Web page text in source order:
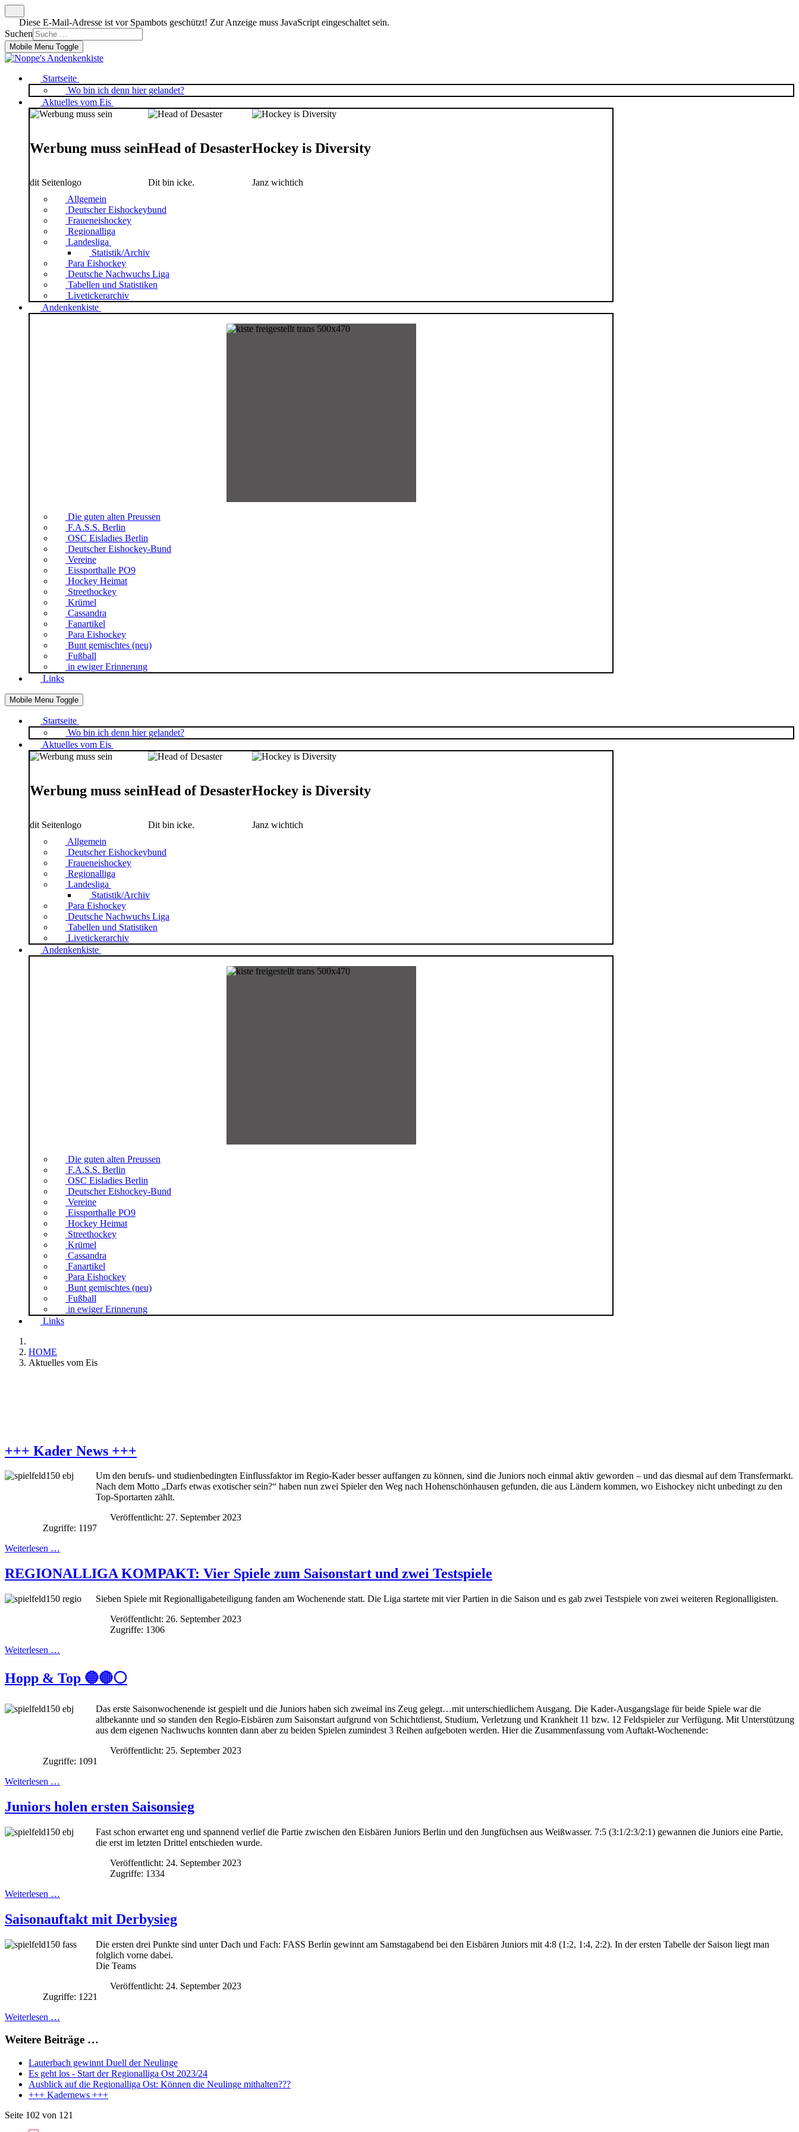
Diese E-Mail-Adresse ist vor Spambots geschützt! Zur Anzeige muss JavaScript eingeschaltet sein.
Suchen
Mobile Menu Toggle
Startseite
Wo bin ich denn hier gelandet?
Aktuelles vom Eis
Werbung muss sein
dit Seitenlogo
Head of Desaster
Dit bin icke.
Hockey is Diversity
Janz wichtich
Allgemein
Deutscher Eishockeybund
Fraueneishockey
Regionalliga
Landesliga
Statistik/Archiv
Para Eishockey
Deutsche Nachwuchs Liga
Tabellen und Statistiken
Livetickerarchiv
Andenkenkiste
Die guten alten Preussen
F.A.S.S. Berlin
OSC Eisladies Berlin
Deutscher Eishockey-Bund
Vereine
Eissporthalle PO9
Hockey Heimat
Streethockey
Krümel
Cassandra
Fanartikel
Para Eishockey
Bunt gemischtes (neu)
Fußball
in ewiger Erinnerung
Links
Mobile Menu Toggle
Startseite
Wo bin ich denn hier gelandet?
Aktuelles vom Eis
Werbung muss sein
dit Seitenlogo
Head of Desaster
Dit bin icke.
Hockey is Diversity
Janz wichtich
Allgemein
Deutscher Eishockeybund
Fraueneishockey
Regionalliga
Landesliga
Statistik/Archiv
Para Eishockey
Deutsche Nachwuchs Liga
Tabellen und Statistiken
Livetickerarchiv
Andenkenkiste
Die guten alten Preussen
F.A.S.S. Berlin
OSC Eisladies Berlin
Deutscher Eishockey-Bund
Vereine
Eissporthalle PO9
Hockey Heimat
Streethockey
Krümel
Cassandra
Fanartikel
Para Eishockey
Bunt gemischtes (neu)
Fußball
in ewiger Erinnerung
Links
HOME
Aktuelles vom Eis
+++ Kader News +++
Um den berufs- und studienbedingten Einflussfaktor im Regio-Kader besser auffangen zu können, sind die Juniors noch einmal aktiv geworden – und das diesmal auf dem Transfermarkt.
Nach dem Motto „Darfs etwas exotischer sein?“ haben nun zwei Spieler den Weg nach Hohenschönhausen gefunden, die aus Ländern kommen, wo Eishockey nicht unbedingt zu den
Top-Sportarten zählt.
Veröffentlicht: 27. September 2023
Zugriffe: 1197
Weiterlesen …
REGIONALLIGA KOMPAKT: Vier Spiele zum Saisonstart und zwei Testspiele
Sieben Spiele mit Regionalligabeteiligung fanden am Wochenende statt. Die Liga startete mit vier Partien in die Saison und es gab zwei Testspiele von zwei weiteren Regionalligisten.
Veröffentlicht: 26. September 2023
Zugriffe: 1306
Weiterlesen …
Hopp & Top 🔵🔴⚪️
Das erste Saisonwochenende ist gespielt und die Juniors haben sich zweimal ins Zeug gelegt…mit unterschiedlichem Ausgang. Die Kader-Ausgangslage für beide Spiele war die
altbekannte und so standen den Regio-Eisbären zum Saisonstart aufgrund von Schichtdienst, Studium, Verletzung und Krankheit 11 bzw. 12 Feldspieler zur Verfügung. Mit Unterstützung
aus dem eigenen Nachwuchs konnten dann aber zu beiden Spielen zumindest 3 Reihen aufgeboten werden. Hier die Zusammenfassung vom Auftakt-Wochenende:
Veröffentlicht: 25. September 2023
Zugriffe: 1091
Weiterlesen …
Juniors holen ersten Saisonsieg
Fast schon erwartet eng und spannend verlief die Partie zwischen den Eisbären Juniors Berlin und den Jungfüchsen aus Weißwasser. 7:5 (3:1/2:3/2:1) gewannen die Juniors eine Partie,
die erst im letzten Drittel entschieden wurde.
Veröffentlicht: 24. September 2023
Zugriffe: 1334
Weiterlesen …
Saisonauftakt mit Derbysieg
Die ersten drei Punkte sind unter Dach und Fach: FASS Berlin gewinnt am Samstagabend bei den Eisbären Juniors mit 4:8 (1:2, 1:4, 2:2). In der ersten Tabelle der Saison liegt man
folglich vorne dabei.
Die Teams
Veröffentlicht: 24. September 2023
Zugriffe: 1221
Weiterlesen …
Weitere Beiträge …
Lauterbach gewinnt Duell der Neulinge
Es geht los - Start der Regionalliga Ost 2023/24
Ausblick auf die Regionalliga Ost: Können die Neulinge mithalten???
+++ Kadernews +++
Seite 102 von 121